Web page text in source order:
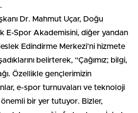
Dr. Mahmut Uçar, Doğu
E-Spor Akademisini, diğer yandan
Edindirme Merkezi’ni hizmete
belirterek, “Çağımız; bilgi,
Özellikle gençlerimizin
e-spor turnuvaları ve teknoloji
önemli bir yer tutuyor. Bizler,